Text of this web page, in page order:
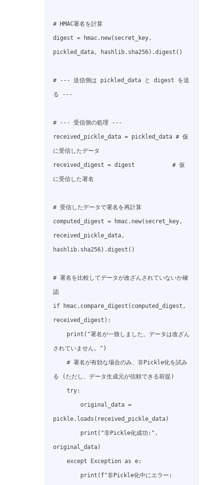
# HMAC署名を計算
digest = hmac.new(secret_key,
pickled_data, hashlib.sha256).digest()
# --- 送信側は pickled_data と digest を送
る ---
# --- 受信側の処理 ---
received_pickle_data = pickled_data # 仮
に受信したデータ
received_digest = digest           # 仮
に受信した署名
# 受信したデータで署名を再計算
computed_digest = hmac.new(secret_key,
received_pickle_data,
hashlib.sha256).digest()
# 署名を比較してデータが改ざんされていないか確
認
if hmac.compare_digest(computed_digest,
received_digest):
されていません。")
る (ただし、データ生成元が信頼できる前提)
pickle.loads(received_pickle_data)
original_data)